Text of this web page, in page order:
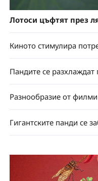
Лотоси цъфтят през
Киното стимулира
Пандите се разхлаждат
Разнообразие от
Гигантските панди се